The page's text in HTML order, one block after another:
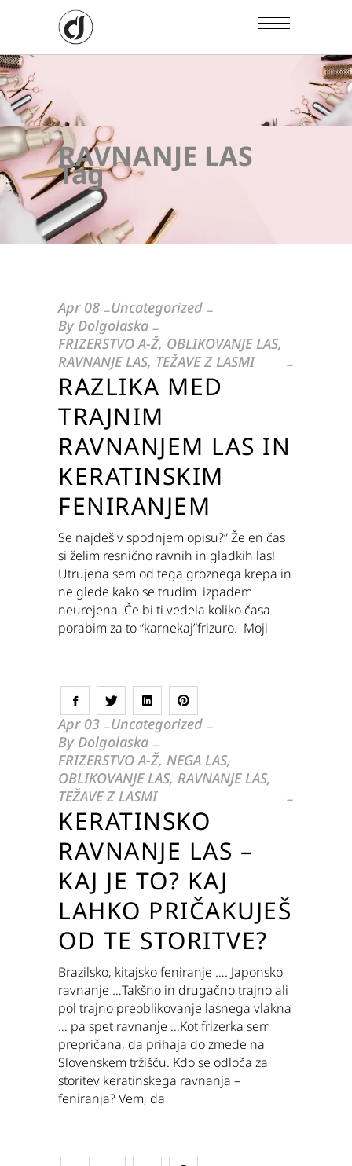
RAVNANJE LAS
Tag
Apr 08
Uncategorized
ByDolgolaska
FRIZERSTVO A-Ž, OBLIKOVANJE LAS,
RAVNANJE LAS, TEŽAVE Z LASMI
RAZLIKA MED
TRAJNIM
RAVNANJEM LAS IN
KERATINSKIM
FENIRANJEM
Se najdeš v spodnjem opisu?” Že en čas
si želim resnično ravnih in gladkih las!
Utrujena sem od tega groznega krepa in
ne glede kako se trudim izpadem
neurejena. Če bi ti vedela koliko časa
porabim za to “karnekaj”frizuro. Moji
Apr 03
Uncategorized
ByDolgolaska
FRIZERSTVO A-Ž, NEGA LAS,
OBLIKOVANJE LAS, RAVNANJE LAS,
TEŽAVE Z LASMI
KERATINSKO
RAVNANJE LAS –
KAJ JE TO? KAJ
LAHKO PRIČAKUJEŠ
OD TE STORITVE?
Brazilsko, kitajsko feniranje …. Japonsko
ravnanje …Takšno in drugačno trajno ali
pol trajno preoblikovanje lasnega vlakna
… pa spet ravnanje …Kot frizerka sem
prepričana, da prihaja do zmede na
Slovenskem tržišču. Kdo se odloča za
storitev keratinskega ravnanja –
feniranja? Vem, da